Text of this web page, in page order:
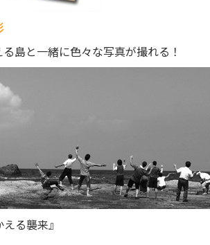
島と一緒に色々な写真が撮れる！
る襲来』